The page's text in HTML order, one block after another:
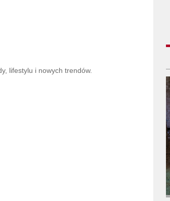
lifestylu i nowych trendów.